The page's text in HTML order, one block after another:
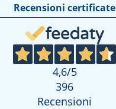
Recensioni certificate
4,6/5
396
Recensioni